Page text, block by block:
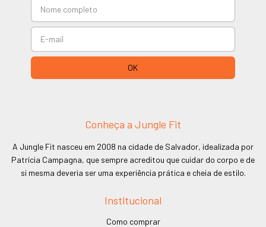
Conheça a Jungle Fit
A Jungle Fit nasceu em 2008 na cidade de Salvador, idealizada por
Patrícia Campagna, que sempre acreditou que cuidar do corpo e de
si mesma deveria ser uma experiência prática e cheia de estilo.
Institucional
Como comprar